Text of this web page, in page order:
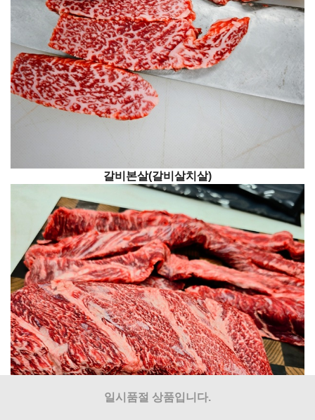
갈비본살(갈비살치살)
일시품절 상품입니다.